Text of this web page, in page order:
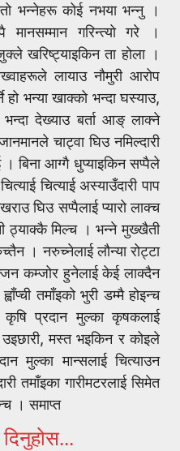
भन्नेहरू कोई नभया भन्नु ।
मानसम्मान गरिन्त्यो गरे ।
खरिष्ट्याइकिन ता होला ।
लायाउ नौमुरी आरोप
भन्या खाक्को भन्दा घस्याउ,
देख्याउ बर्ता आङ् लाक्ने
चाट्वा घिउ नमिल्दारी
बिना आग्गै धुप्याइकिन सप्पैले
चित्याई अस्याउँदारी पाप
घिउ सप्पैलाई प्यारो लाक्च
ठ्याक्कै मिल्च । भन्ने मुख्खैती
। नरुच्नेलाई लौन्या रोट्टा
कम्जोर हुनेलाई केई लाक्दैन
तमाँइको भुरी डम्मै होइन्च
कृषि प्रदान मुल्का कृषकलाई
मस्त भइकिन र कोइले
मुल्का मान्सलाई चित्याउन
तमाँइका गारीमटरलाई सिमेत
। समाप्त